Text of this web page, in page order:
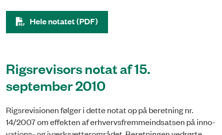
Hele notatet (PDF)
Rigsrevisors notat af 15.
september 2010
Rigsrevisionen følger i dette notat op på beretning nr.
14/2007 om effekten af erhvervsfremmeindsatsen på in­no­